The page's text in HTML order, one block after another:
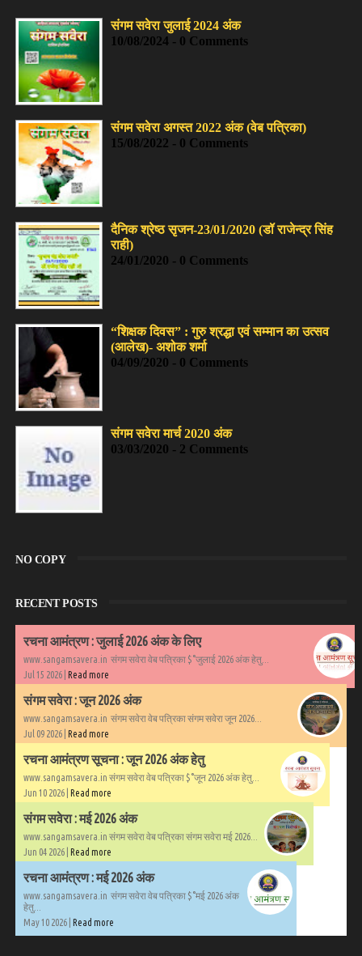
संगम सवेरा जुलाई 2024 अंक
10/08/2024 - 0 Comments
संगम सवेरा अगस्त 2022 अंक (वेब पत्रिका)
15/08/2022 - 0 Comments
दैनिक श्रेष्ठ सृजन-23/01/2020 (डॉ राजेन्द्र सिंह
राही)
24/01/2020 - 0 Comments
“शिक्षक दिवस” : गुरु श्रद्धा एवं सम्मान का उत्सव
(आलेख)- अशोक शर्मा
04/09/2020 - 0 Comments
संगम सवेरा मार्च 2020 अंक
03/03/2020 - 2 Comments
NO COPY
RECENT POSTS
रचना आमंत्रण : जुलाई 2026 अंक के लिए
www.sangamsavera.in संगम सवेरा वेब पत्रिका $°जुलाई 2026 अंक हेतु...
Jul 15 2026 | Read more
संगम सवेरा : जून 2026 अंक
www.sangamsavera.in संगम सवेरा वेब पत्रिका संगम सवेरा जून 2026...
Jul 09 2026 | Read more
रचना आमंत्रण सूचना : जून 2026 अंक हेतु
www.sangamsavera.in संगम सवेरा वेब पत्रिका $°जून 2026 अंक हेतु...
Jun 10 2026 | Read more
संगम सवेरा : मई 2026 अंक
www.sangamsavera.in संगम सवेरा वेब पत्रिका संगम सवेरा मई 2026...
Jun 04 2026 | Read more
रचना आमंत्रण : मई 2026 अंक
www.sangamsavera.in संगम सवेरा वेब पत्रिका $°मई 2026 अंक
हेतु...
May 10 2026 | Read more